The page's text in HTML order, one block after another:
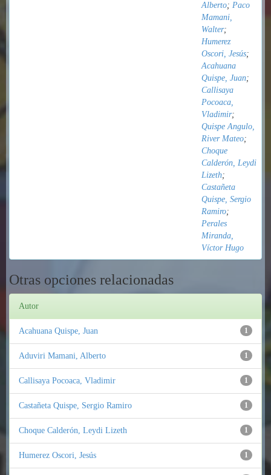
Alberto; Paco
Mamani,
Walter;
Humerez
Oscori, Jesús;
Acahuana
Quispe, Juan;
Callisaya
Pocoaca,
Vladimir;
Quispe Angulo,
River Mateo;
Choque
Calderón, Leydi
Lizeth;
Castañeta
Quispe, Sergio
Ramiro;
Perales
Miranda,
Víctor Hugo
Otras opciones relacionadas
Autor
1
Acahuana Quispe, Juan
1
Aduviri Mamani, Alberto
1
Callisaya Pocoaca, Vladimir
1
Castañeta Quispe, Sergio Ramiro
1
Choque Calderón, Leydi Lizeth
1
Humerez Oscori, Jesús